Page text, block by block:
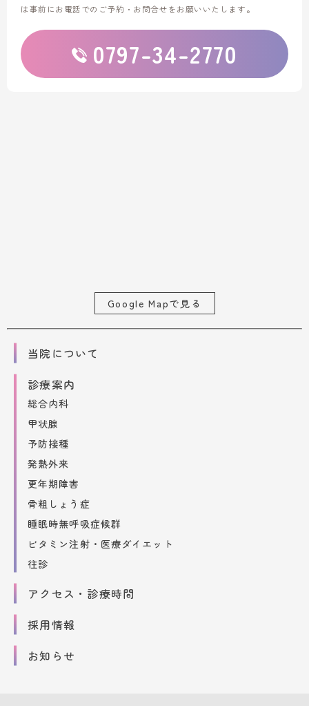
は事前にお電話でのご予約・お問合せをお願いいたします。
0797-34-2770
Google Mapで見る
当院について
診療案内
総合内科
甲状腺
予防接種
発熱外来
更年期障害
骨粗しょう症
睡眠時無呼吸症候群
ビタミン注射・医療ダイエット
往診
アクセス・診療時間
採用情報
お知らせ